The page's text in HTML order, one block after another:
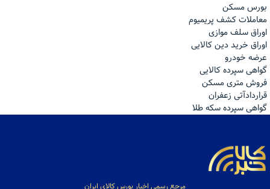
بورس مسکن
معاملات کشف پریمیوم
اوراق سلف موازی
اوراق خرید دین کالایی
عرضه خودرو
گواهی سپرده کالایی
فروش مترى مسكن
قراردادآتی زعفران
گواهی سپرده سکه طلا
مرجع رسمی اخبار بورس کالای ایران